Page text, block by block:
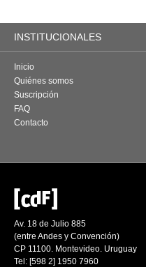
INSTITUCIONALES
Inicio
Quiénes somos
Suscripción
FAQ
Contacto
Av. 18 de Julio 885
(entre Andes y Convención)
CP 11100. Montevideo. Uruguay
Tel: [598 2] 1950 7960